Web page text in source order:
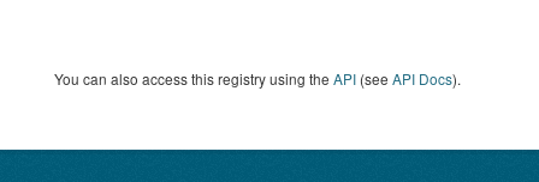
You can also access this registry using the API (see API Docs).